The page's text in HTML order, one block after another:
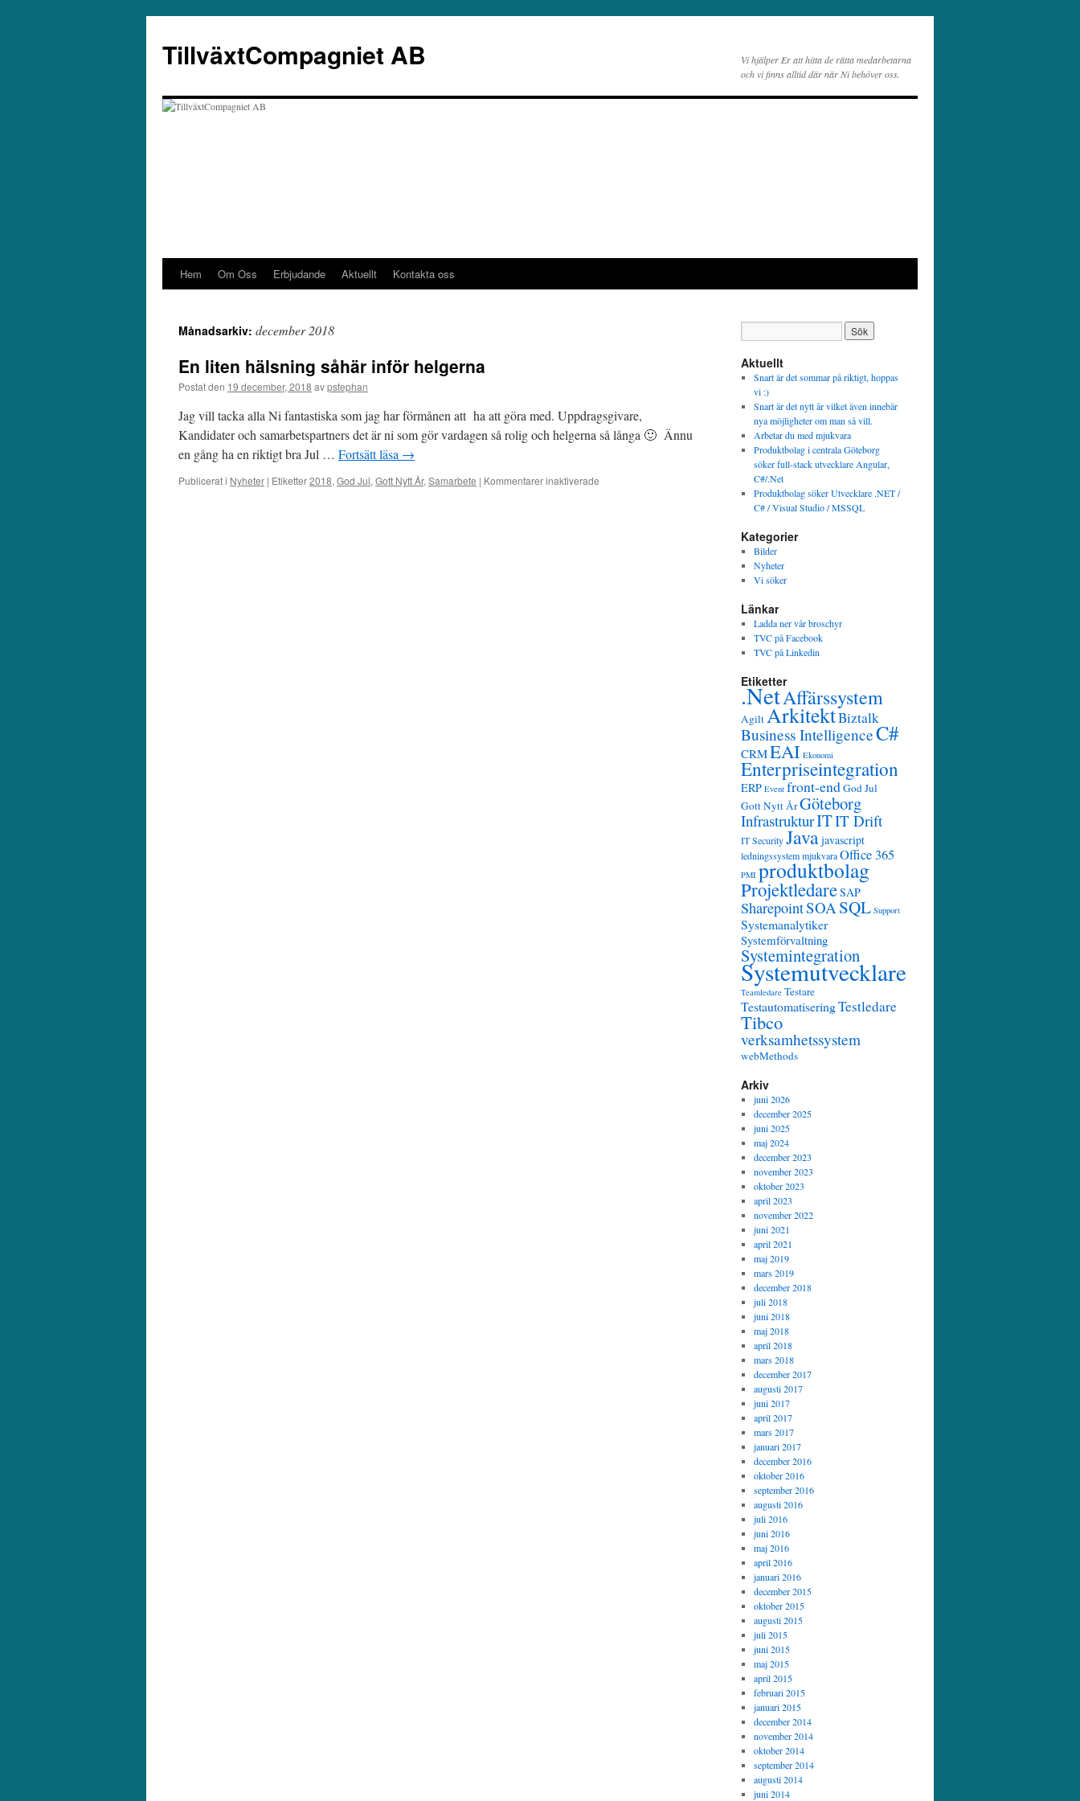
innehåll
TillväxtCompagniet AB
Vi hjälper Er att hitta de rätta medarbetarna
och vi finns alltid där när Ni behöver oss.
Hem Om Oss Erbjudande Aktuellt Kontakta oss
Månadsarkiv: december 2018
En liten hälsning såhär inför helgerna
Postat den 19 december, 2018 avpstephan
Jag vill tacka alla Ni fantastiska som jag har förmånen att ha att göra med. Uppdragsgivare,
Kandidater och samarbetspartners det är ni som gör vardagen så rolig och helgerna så långa 🙂 Ännu
en gång ha en riktigt bra Jul … Fortsätt läsa →
Publicerat i Nyheter | Etiketter2018, God Jul, Gott Nytt År, Samarbete | Kommentarer inaktiverade
Aktuellt
Snart är det sommar på riktigt, hoppas
vi :)
Snart är det nytt år vilket även innebär
nya möjligheter om man så vill.
Arbetar du med mjukvara
Produktbolag i centrala Göteborg
söker full-stack utvecklare Angular,
C#/.Net
Produktbolag söker Utvecklare .NET /
C# / Visual Studio / MSSQL
Kategorier
Bilder
Nyheter
Vi söker
Länkar
Ladda ner vår broschyr
TVC på Facebook
TVC på Linkedin
Etiketter
.NetAffärssystem
AgiltArkitektBiztalk
Business IntelligenceC#
CRMEAI Ekonomi
Enterpriseintegration
ERP Event front-endGod Jul
Gott Nytt ÅrGöteborg
InfrastrukturITIT Drift
IT SecurityJavajavascript
ledningssystemmjukvaraOffice 365
PMI produktbolag
ProjektledareSAP
SharepointSOASQL Support
Systemanalytiker
Systemförvaltning
Systemintegration
Systemutvecklare
Teamledare Testare
TestautomatiseringTestledare
Tibco
verksamhetssystem
webMethods
Arkiv
juni 2026
december 2025
juni 2025
maj 2024
december 2023
november 2023
oktober 2023
april 2023
november 2022
juni 2021
april 2021
maj 2019
mars 2019
december 2018
juli 2018
juni 2018
maj 2018
april 2018
mars 2018
december 2017
augusti 2017
juni 2017
april 2017
mars 2017
januari 2017
december 2016
oktober 2016
september 2016
augusti 2016
juli 2016
juni 2016
maj 2016
april 2016
januari 2016
december 2015
oktober 2015
augusti 2015
juli 2015
juni 2015
maj 2015
april 2015
februari 2015
januari 2015
december 2014
november 2014
oktober 2014
september 2014
augusti 2014
juni 2014